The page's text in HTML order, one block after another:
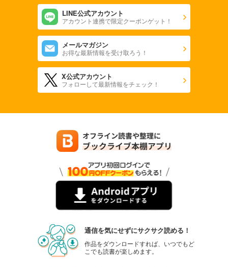
LINE公式アカウント
アカウント連携で限定クーポンゲット！
メールマガジン
お得な最新情報を受け取ろう！
X公式アカウント
フォローして最新情報をチェック！
通信を気にせずにサクサク読める！
作品をダウンロードすれば、いつでもど
こでも読書が楽しめます。